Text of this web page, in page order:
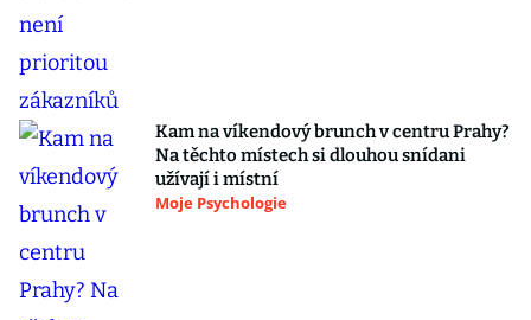
Kam na víkendový brunch v centru Prahy?
Na těchto místech si dlouhou snídani
užívají i místní
Moje Psychologie